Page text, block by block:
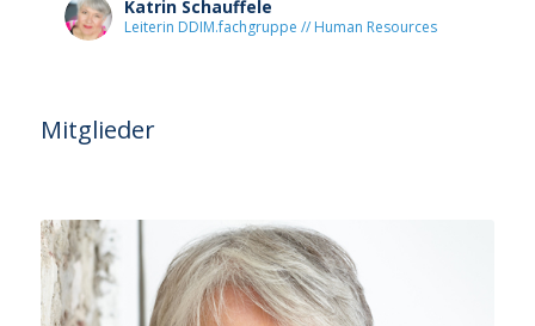
Katrin Schauffele
Leiterin DDIM.fachgruppe // Human Resources
Mitglieder